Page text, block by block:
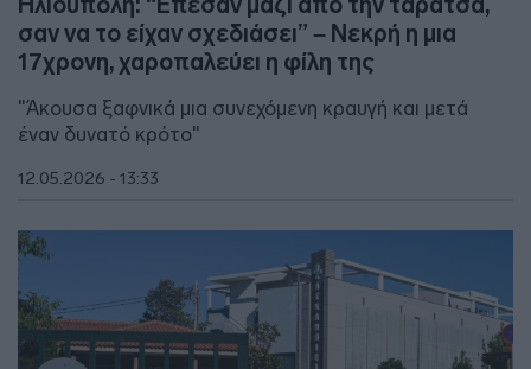
σαν να το είχαν σχεδιάσει” – Νεκρή η μια
17χρονη, χαροπαλεύει η φίλη της
"Άκουσα ξαφνικά μια συνεχόμενη κραυγή και μετά
έναν δυνατό κρότο"
12.05.2026 - 13:33